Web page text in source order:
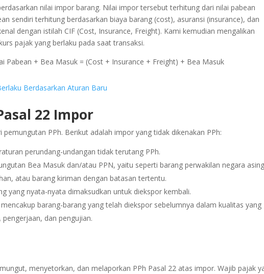
nilai impor barang. Nilai impor tersebut terhitung dari nilai pabean
sendiri terhitung berdasarkan biaya barang (cost), asuransi (insurance), dan
dengan istilah CIF (Cost, Insurance, Freight). Kami kemudian mengalikan
pajak yang berlaku pada saat transaksi.
Pabean + Bea Masuk = (Cost + Insurance + Freight) + Bea Masuk
Berdasarkan Aturan Baru
22 Impor
PPh. Berikut adalah impor yang tidak dikenakan PPh:
perundang-undangan tidak terutang PPh.
Bea Masuk dan/atau PPN, yaitu seperti barang perwakilan negara
atau barang kiriman dengan batasan tertentu.
yang nyata-nyata dimaksudkan untuk diekspor kembali.
barang-barang yang telah diekspor sebelumnya dalam kualitas yang
dan pengujian.
menyetorkan, dan melaporkan PPh Pasal 22 atas impor. Wajib pajak